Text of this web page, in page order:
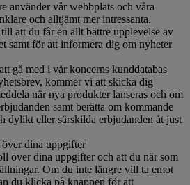
använder vår webbplats och våra
och alltjämt mer intressanta.
att du får en allt bättre upplevelse av
samt för att informera dig om nyheter
gå med i vår koncerns kunddatabas
kommer vi att skicka dig
när nya produkter lanseras och om
samt berätta om kommande
dylikt eller särskilda erbjudanden åt just
dina uppgifter
över dina uppgifter och att du när som
Om du inte längre vill ta emot
du klicka på knappen för att